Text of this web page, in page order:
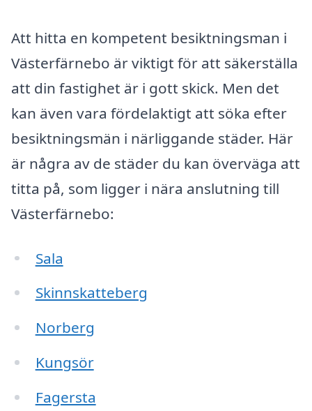
Att hitta en kompetent besiktningsman i
Västerfärnebo är viktigt för att säkerställa
att din fastighet är i gott skick. Men det
kan även vara fördelaktigt att söka efter
besiktningsmän i närliggande städer. Här
är några av de städer du kan överväga att
titta på, som ligger i nära anslutning till
Västerfärnebo:
Sala
Skinnskatteberg
Norberg
Kungsör
Fagersta